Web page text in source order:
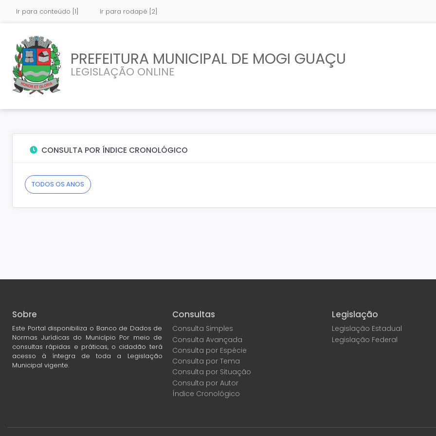
Ir para conteúdo [1] Ir para rodapé [2]
PREFEITURA MUNICIPAL DE MOGI GUAÇU
LEGISLAÇÃO ONLINE
CONSULTA POR ÍNDICE CRONOLÓGICO
TODOS OS ANOS
Sobre
Este Portal disponibiliza o Banco de Dados de
Normas Jurídicas do Município Por meio de
consultas rápidas e práticas, o cidadão terá
acesso à íntegra de toda a Legislação
Municipal vigente.
Consultas
Consulta Simples
Consulta Avançada
Consulta por Espécie
Consulta por Tema
Consulta por Situação
Consulta por Autor
Índice Cronológico
Legislação
Legislação Estadual
Legislação Federal